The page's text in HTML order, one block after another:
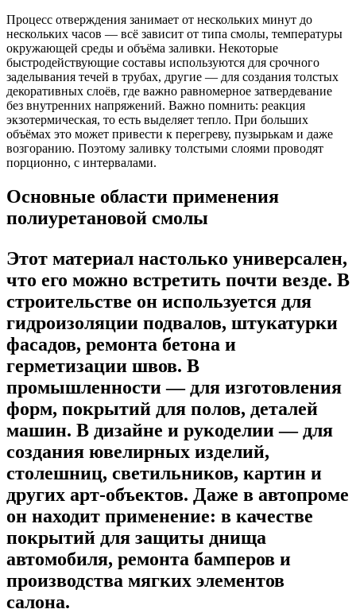
Процесс отверждения занимает от нескольких минут до
нескольких часов — всё зависит от типа смолы, температуры
окружающей среды и объёма заливки. Некоторые
быстродействующие составы используются для срочного
заделывания течей в трубах, другие — для создания толстых
декоративных слоёв, где важно равномерное затвердевание
без внутренних напряжений. Важно помнить: реакция
экзотермическая, то есть выделяет тепло. При больших
объёмах это может привести к перегреву, пузырькам и даже
возгоранию. Поэтому заливку толстыми слоями проводят
порционно, с интервалами.
Основные области применения
полиуретановой смолы
Этот материал настолько универсален,
что его можно встретить почти везде. В
строительстве он используется для
гидроизоляции подвалов, штукатурки
фасадов, ремонта бетона и
герметизации швов. В
промышленности — для изготовления
форм, покрытий для полов, деталей
машин. В дизайне и рукоделии — для
создания ювелирных изделий,
столешниц, светильников, картин и
других арт-объектов. Даже в автопроме
он находит применение: в качестве
покрытий для защиты днища
автомобиля, ремонта бамперов и
производства мягких элементов
салона.